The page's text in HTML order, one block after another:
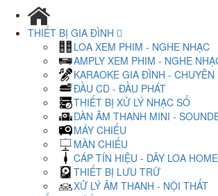
THIẾT BỊ GIA ĐÌNH
LOA XEM PHIM - NGHE NHẠC
AMPLY XEM PHIM - NGHE
KARAOKE GIA ĐÌNH - CHUYÊN
ĐẦU CD - ĐẦU PHÁT
THIẾT BỊ XỬ LÝ NHẠC SỐ
DÀN ÂM THANH MINI -
MÁY CHIẾU
MÀN CHIẾU
CÁP TÍN HIỆU - DÂY LOA HOME
THIẾT BỊ LƯU TRỮ
XỬ LÝ ÂM THANH - NỘI THẤT